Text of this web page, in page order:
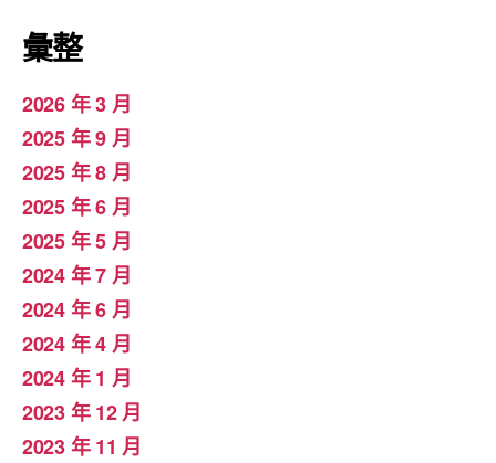
彙整
2026 年 3 月
2025 年 9 月
2025 年 8 月
2025 年 6 月
2025 年 5 月
2024 年 7 月
2024 年 6 月
2024 年 4 月
2024 年 1 月
2023 年 12 月
2023 年 11 月